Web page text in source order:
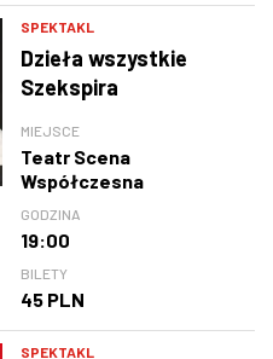
SPEKTAKL
Dzieła wszystkie
Szekspira
MIEJSCE
Teatr Scena
Współczesna
GODZINA
19:00
BILETY
45 PLN
SPEKTAKL